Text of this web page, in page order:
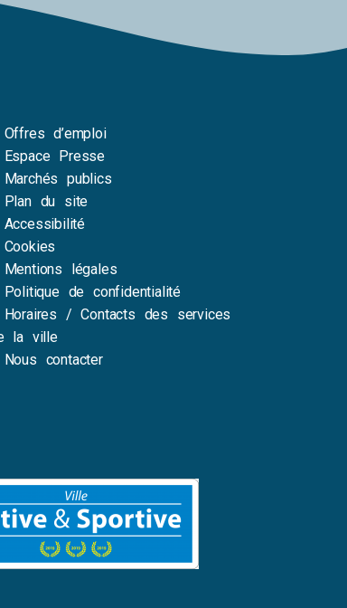
Offres d’emploi
Espace Presse
Marchés publics
Plan du site
Accessibilité
Cookies
Mentions légales
Politique de confidentialité
Horaires / Contacts des services
la ville
Nous contacter